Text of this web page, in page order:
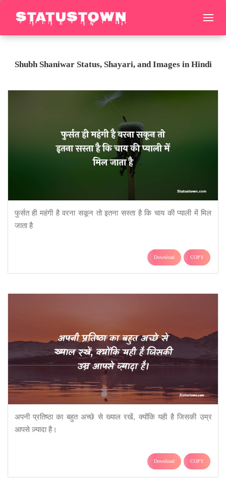
Shubh Shaniwar Status, Shayari, and Images in Hindi
फुर्सत ही महंगी है वरना सकून तो इतना सस्ता है कि चाय की प्याली में मिल
जाता है
Download COPY
अपनी प्रतिष्ठा का बहुत अच्छे से ख्याल रखें, क्योंकि यही है जिसकी उम्र
आपसे ज़्यादा है।
Download COPY